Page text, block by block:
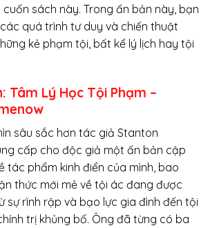
sách này. Trong ấn bản này, bạn
quá trình tư duy và chiến thuật
kẻ phạm tội, bất kể lý lịch hay tội
Tâm Lý Học Tội Phạm –
sâu sắc hơn tác giả Stanton
cấp cho độc giả một ấn bản cập
tác phẩm kinh điển của mình, bao
thức mới mẻ về tội ác đang được
sự rình rập và bạo lực gia đình đến tội
trị khủng bố. Ông đã từng có ba